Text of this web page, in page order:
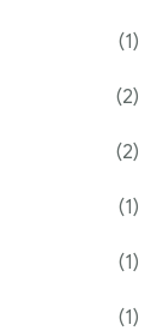
(1)
(2)
(2)
(1)
(1)
(1)